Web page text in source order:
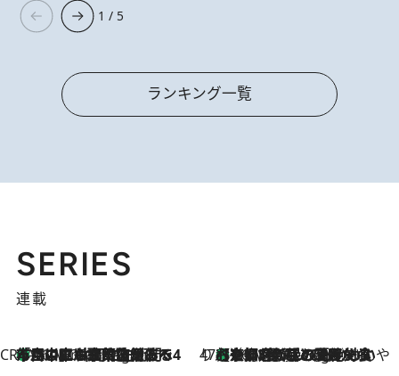
1 / 5
ランキング一覧
SERIES
連載
CREA'S CHOICE
46 Minutes Ago
「立川にも歌舞伎があるんだよ」 片岡仁左衛門・市川中車ら豪華座組みで4年目の立川立飛歌舞伎へ 47都道府県の手みやげ ひんやりスイーツで夏を満喫
46 Minutes Ago
【京都府】この夏絶対食べたい 冷やしておいしいおやつ3選 ひと口目から心を掴む新緑のテリーヌ